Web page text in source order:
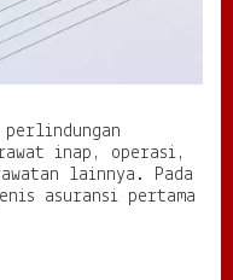
perlindungan
inap, operasi,
lainnya. Pada
asuransi pertama